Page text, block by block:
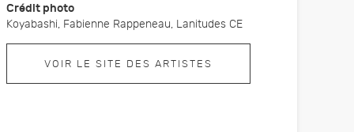
les
Crédit photo
Koyabashi, Fabienne Rappeneau, Lanitudes CE
VOIR LE SITE DES ARTISTES